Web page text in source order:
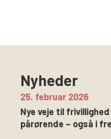
Nyheder
25. februar 2026
Nye veje til
pårørende – også i